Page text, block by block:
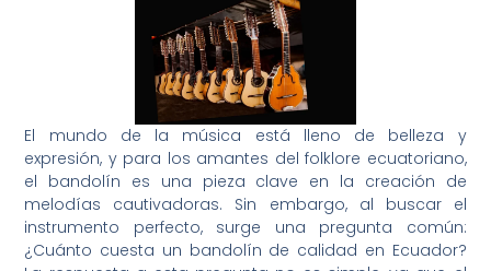
El mundo de la música está lleno de belleza y
expresión, y para los amantes del folklore ecuatoriano,
el bandolín es una pieza clave en la creación de
melodías cautivadoras. Sin embargo, al buscar el
instrumento perfecto, surge una pregunta común:
¿Cuánto cuesta un bandolín de calidad en Ecuador?